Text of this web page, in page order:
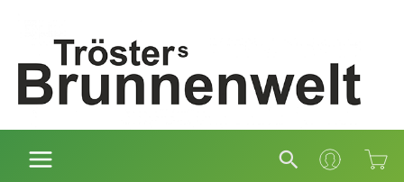
springen
Suchen